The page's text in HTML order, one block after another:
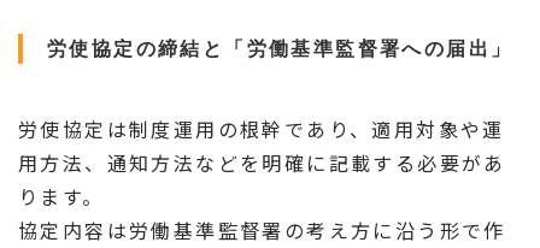
労使協定の締結と「労働基準監督署への届出」
労使協定は制度運用の根幹であり、適用対象や運
用方法、通知方法などを明確に記載する必要があ
ります。
協定内容は労働基準監督署の考え方に沿う形で作